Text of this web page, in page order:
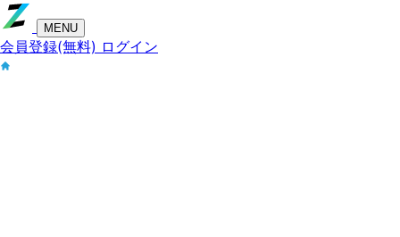
MENU
会員登録(無料) ログイン